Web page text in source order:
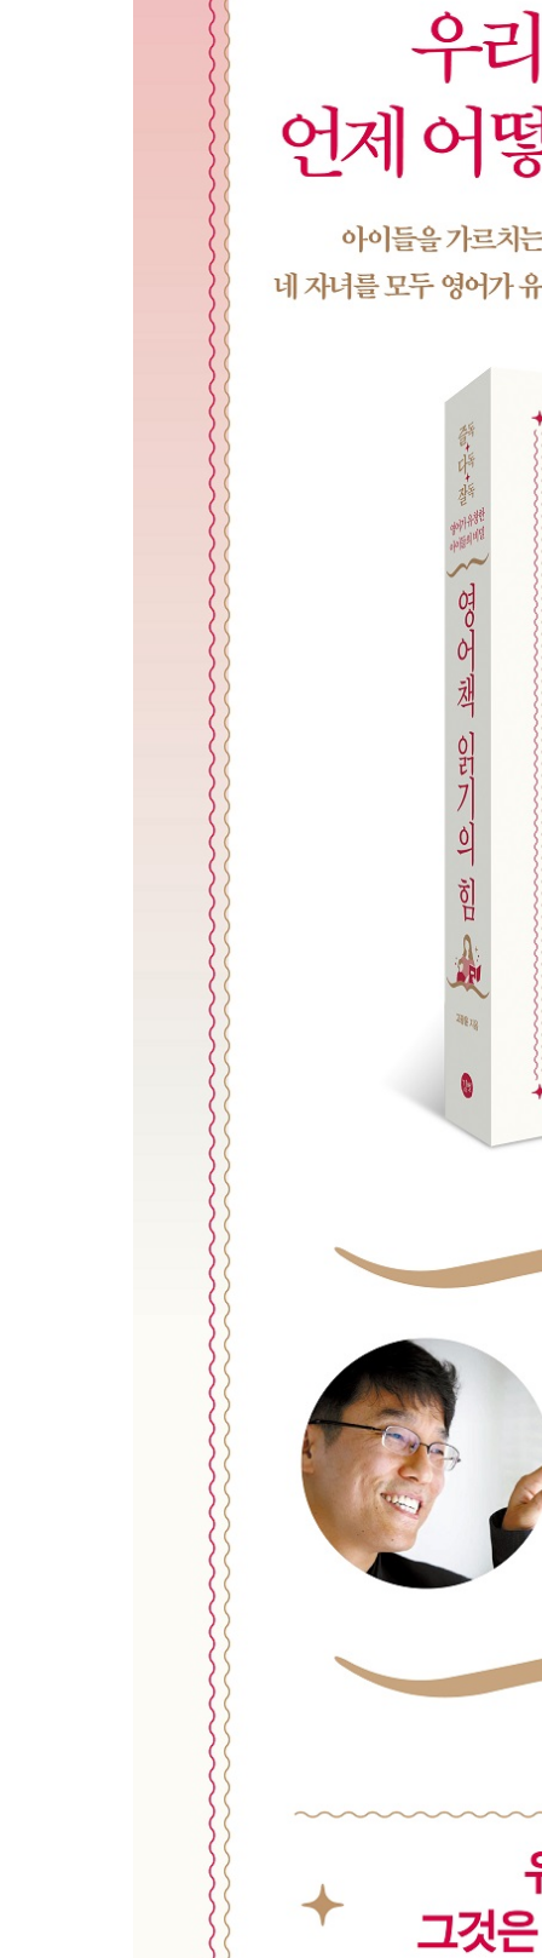
02. 영어책 읽어주기는 언제부터 시작하는 것이 좋
03. 영어를 모르는 아이에게 영어책을 읽어주는 것
04. 영어책을 읽어주는 요령: 그림 읽기
05. 영어책을 읽어주는 요령: 읽어주기
06. 실력 없는 엄마나 아빠가 읽어주면 아이가 실
07. 엄마 아빠의 엉터리 발음이 아이의 영어 발음
08. 그래도 발음이 걱정되는데 어떻게 하면 좋을까
09. 보통 엄마 아빠의 영어 실력 향상 비법: 노래방
10. 보통 엄마 아빠의 영어 실력 향상 비법: 영어 고
11. 아이가 모르는 단어는 어떻게 해야 할까?
12. 아이가 계속 책만 읽으려고 해요, 독후 활동도
13. 어렵지 않으면서 영어책 읽기에 진짜로 도움이
14. 영어책 읽어주는 것을 좋아하지 않는 것 같아
4장 | 영어 파닉스 학습의 허와 실 그리고 학습 방법
01. 파닉스의 진짜 역할
02. 파닉스를 공부했는데 왜 영어책을 제대로 읽지
03. 파닉스 공부는 꼭 해야 하는 것일까?
04. 파닉스 학습의 성공 4원칙
05. 파닉스 학습에도 바람직한 순서가 있다
06. 규칙도 예외도 많아 난감한 영어 파닉스, 어떻
07. 최우선 추천 파닉스 규칙 세 가지
08. 아이가 블렌딩을 어려워해요, 좋은 방법이 없을
09. 파닉스 교재와 워크북이 정말 많네요, 어떻게
5장 | 영어 단어, 이렇게 공부하면 된다
01. 일견어휘가 뭐예요? 그게 왜 중요하죠?
02. 일견어휘에는 어떤 단어가 몇 개나 있을까?
03. Fry 일견어휘는 Dolch 일견어휘와 어떻게 다를
04. 어떤 일견어휘 목록이 가장 좋을까?
05. 그래서 당장 어떤 단어를 알아야 한다는 거죠?
06. 단계별 읽기책을 읽으려면 어떤 단어를 몇 개
07. 일견어휘는 어떻게 공부해야 하나?
08. 단어 카드 학습의 효과와 문제점 그리고 해결
09. 단어 카드를 사용하는 매우 특별한 요령
10. 소리 내어 읽기도 잘하고 단어도 많이 아는데
6장 | 아이에게 알맞은 영어책을 고르는 기준과 요
01. 알맞은 영어책 선정을 위한 두 가지 핵심 기준
02. 아이에게 읽어줄 영어책 고르기
03. 아이가 혼자서 읽어나갈 영어책 고르기
04. 수준에 맞는 영어책을 고르는 첫 번째 요령: 다
05. 수준에 맞는 영어책을 고르는 두 번째 요령:
06. 이독성 공식 제대로 이해하기
07. 약간 어려운 책이 학습에 더 효과적이지 않을까
08. 파닉스만으로 읽을 수 있게 만든 책은 너무 지
09. 너무 쉽거나 너무 어려운 책을 골라 오면 어떻
10. 수상작에 대해 제대로 알고 싶어요 (미국편)
11. 수상작에 대해 제대로 알고 싶어요 (영국편)
12. 수상작은 이렇게 활용하라
13. 수상작만 해도 너무 많네요, 정말 좋은 것만 추
14. 우리 아이들을 위해 고르고 고른 수준별 영어
7장 | 본격적인 영어책 읽기와 다독의 성공 비법
01. 혼자서 읽을 준비가 되었는지 알아내는 방법
02. 영어책을 혼자서 읽어나가도록 돕는 요령
03. 함께 읽기, 혼자 읽기를 쉽고 즐겁게 만드는 최
04. 아이가 실수하거나 잘 모를 때는 어떻게 해야
05. 문맥적 단서를 활용해야 한다고? 대체 뭘 어떻
06. 소리 내어 읽기와 눈으로 읽기, 어느 쪽이 나을
07. 같은 책 반복과 새 책 읽기, 어느 쪽이 좋을까?
08. 물어보면 모르는 단어가 많은 것 같아요, 문제